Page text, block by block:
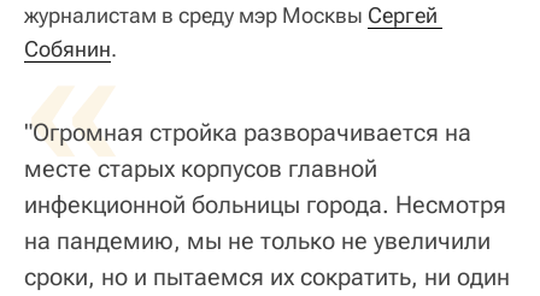
журналистам в среду мэр Москвы Сергей
Собянин.
«
"Огромная стройка разворачивается на
месте старых корпусов главной
инфекционной больницы города. Несмотря
на пандемию, мы не только не увеличили
сроки, но и пытаемся их сократить, ни один